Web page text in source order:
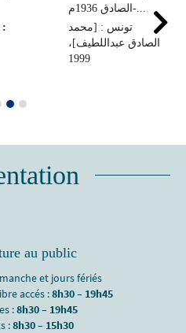
الصادق 1936م-...
:
تونس : [محمد
الصادق عبداللطيف]،
1999
au public
et jours fériés
accés :8h30 – 19h45
:8h30 – 19h45
:8h30 – 15h30